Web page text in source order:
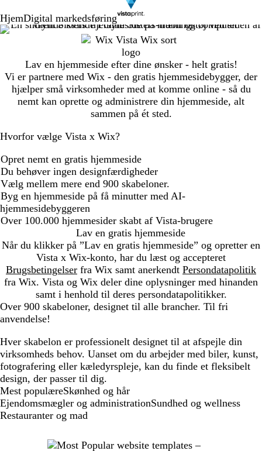
HjemDigital markedsføring
Lav en hjemmeside efter dine ønsker - helt gratis!
Vi er partnere med Wix - den gratis hjemmesidebygger, der
hjælper små virksomheder med at komme online - så du
nemt kan oprette og administrere din hjemmeside, alt
sammen på ét sted.
Hvorfor vælge Vista x Wix?
Opret nemt en gratis hjemmeside
Du behøver ingen designfærdigheder
Vælg mellem mere end 900 skabeloner.
Byg en hjemmeside på få minutter med AI-
hjemmesidebyggeren
Over 100.000 hjemmesider skabt af Vista-brugere
Lav en gratis hjemmeside
Når du klikker på ”Lav en gratis hjemmeside” og opretter en
Vista x Wix-konto, har du læst og accepteret
Brugsbetingelser fra Wix samt anerkendt Persondatapolitik
fra Wix. Vista og Wix deler dine oplysninger med hinanden
samt i henhold til deres persondatapolitikker.
Over 900 skabeloner, designet til alle brancher. Til fri
anvendelse!
Hver skabelon er professionelt designet til at afspejle din
virksomheds behov. Uanset om du arbejder med biler, kunst,
fotografering eller kæledyrspleje, kan du finde et fleksibelt
design, der passer til dig.
New
templates
Mest populæreSkønhed og hår
Ejendomsmægler og administrationSundhed og wellness
Restauranter og mad